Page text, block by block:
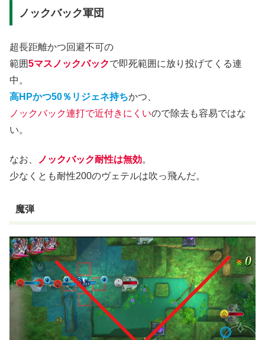
ノックバック軍団
超長距離かつ回避不可の
範囲5マスノックバックで即死範囲に放り投げてくる連
中。
高HPかつ50％リジェネ持ちかつ、
ノックバック連打で近付きにくいので除去も容易ではな
い。
なお、 ノックバック耐性は無効。
少なくとも耐性200のヴェテルは吹っ飛んだ。
魔弾